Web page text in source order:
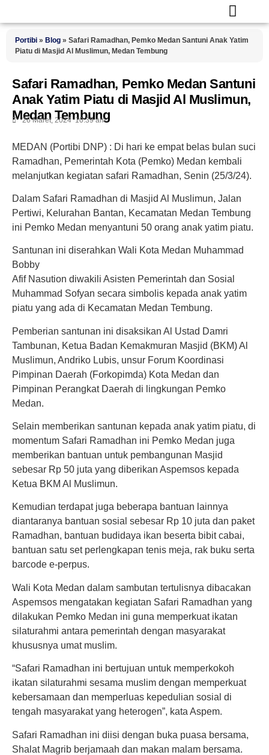
Portibi » Blog » Safari Ramadhan, Pemko Medan Santuni Anak Yatim
Piatu di Masjid Al Muslimun, Medan Tembung
Safari Ramadhan, Pemko Medan Santuni
Anak Yatim Piatu di Masjid Al Muslimun,
Medan Tembung
26 Maret, 2024 10:39 am
MEDAN (Portibi DNP) : Di hari ke empat belas bulan suci
Ramadhan, Pemerintah Kota (Pemko) Medan kembali
melanjutkan kegiatan safari Ramadhan, Senin (25/3/24).
Dalam Safari Ramadhan di Masjid Al Muslimun, Jalan
Pertiwi, Kelurahan Bantan, Kecamatan Medan Tembung
ini Pemko Medan menyantuni 50 orang anak yatim piatu.
Santunan ini diserahkan Wali Kota Medan Muhammad
Bobby
Afif Nasution diwakili Asisten Pemerintah dan Sosial
Muhammad Sofyan secara simbolis kepada anak yatim
piatu yang ada di Kecamatan Medan Tembung.
Pemberian santunan ini disaksikan Al Ustad Damri
Tambunan, Ketua Badan Kemakmuran Masjid (BKM) Al
Muslimun, Andriko Lubis, unsur Forum Koordinasi
Pimpinan Daerah (Forkopimda) Kota Medan dan
Pimpinan Perangkat Daerah di lingkungan Pemko
Medan.
Selain memberikan santunan kepada anak yatim piatu, di
momentum Safari Ramadhan ini Pemko Medan juga
memberikan bantuan untuk pembangunan Masjid
sebesar Rp 50 juta yang diberikan Aspemsos kepada
Ketua BKM Al Muslimun.
Kemudian terdapat juga beberapa bantuan lainnya
diantaranya bantuan sosial sebesar Rp 10 juta dan paket
Ramadhan, bantuan budidaya ikan beserta bibit cabai,
bantuan satu set perlengkapan tenis meja, rak buku serta
barcode e-perpus.
Wali Kota Medan dalam sambutan tertulisnya dibacakan
Aspemsos mengatakan kegiatan Safari Ramadhan yang
dilakukan Pemko Medan ini guna memperkuat ikatan
silaturahmi antara pemerintah dengan masyarakat
khususnya umat muslim.
“Safari Ramadhan ini bertujuan untuk memperkokoh
ikatan silaturahmi sesama muslim dengan memperkuat
kebersamaan dan memperluas kepedulian sosial di
tengah masyarakat yang heterogen”, kata Aspem.
Safari Ramadhan ini diisi dengan buka puasa bersama,
Shalat Magrib berjamaah dan makan malam bersama.